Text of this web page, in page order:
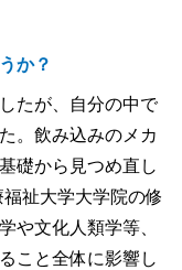
か？
たが、自分の中で
。飲み込みのメカ
礎から見つめ直し
祉大学大学院の修
や文化人類学等、
こと全体に影響し